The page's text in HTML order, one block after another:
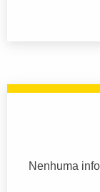
Nenhuma